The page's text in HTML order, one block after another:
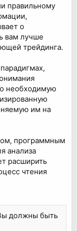
правильному
о
вам лучше
трейдинга.
необходимую
им на
программным
анализа
расширить
чтения
должны быть